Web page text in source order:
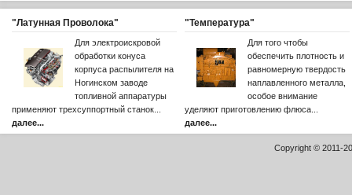
"Латунная Проволока"
Для электроискровой
обработки конуса
корпуса распылителя на
Ногинском заводе
топливной аппаратуры
применяют трехсуппортный станок...
далее...
"Температура"
Для того чтобы
обеспечить плотность и
равномерную твердость
наплавленного металла,
особое внимание
уделяют приготовлению флюса...
далее...
Copyright © 2011-